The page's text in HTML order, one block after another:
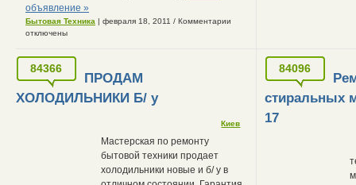
объявление »
Бытовая Техника | февраля 18, 2011 / Комментарии
отключены
84366
ПРОДАМ
ХОЛОДИЛЬНИКИ Б/ у
Киев
Мастерская по ремонту
бытовой техники продает
холодильники новые и б/ у в
84096
стиральных
17